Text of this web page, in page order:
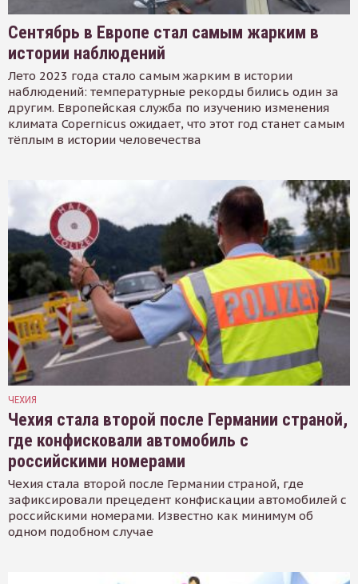
Сентябрь в Европе стал самым жарким в
истории наблюдений
Лето 2023 года стало самым жарким в истории
наблюдений: температурные рекорды бились один за
другим. Европейская служба по изучению изменения
климата Copernicus ожидает, что этот год станет самым
тёплым в истории человечества
ЧЕХИЯ
Чехия стала второй после Германии страной,
где конфисковали автомобиль с
российскими номерами
Чехия стала второй после Германии страной, где
зафиксировали прецедент конфискации автомобилей с
российскими номерами. Известно как минимум об
одном подобном случае